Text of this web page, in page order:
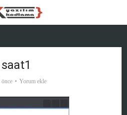
saat1
önce Yorum ekle